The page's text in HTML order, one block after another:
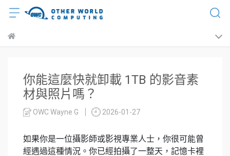
你能這麼快就卸載 1TB 的影音素
材與照片嗎？
OWC Wayne G 2026-01-27
如果你是一位攝影師或影視專業人士，你很可能曾
經遇過這種情況。你已經拍攝了一整天，記憶卡裡